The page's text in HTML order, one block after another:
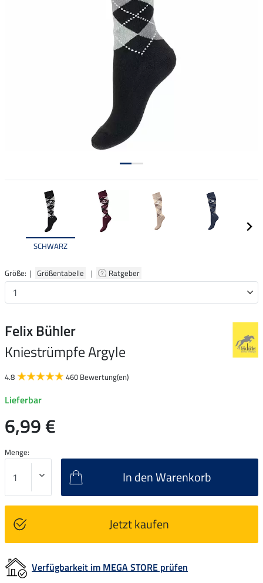
SCHWARZ
Größe: | Größentabelle | Ratgeber
Felix Bühler
Kniestrümpfe Argyle
4.8 460 Bewertung(en)
Lieferbar
6,99 €
Menge:
In den Warenkorb
Jetzt kaufen
Verfügbarkeit im MEGA STORE prüfen